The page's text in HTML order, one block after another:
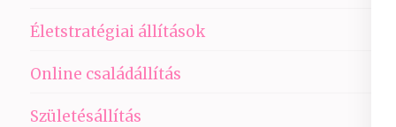
Életstratégiai állítások
Online családállítás
Születésállítás